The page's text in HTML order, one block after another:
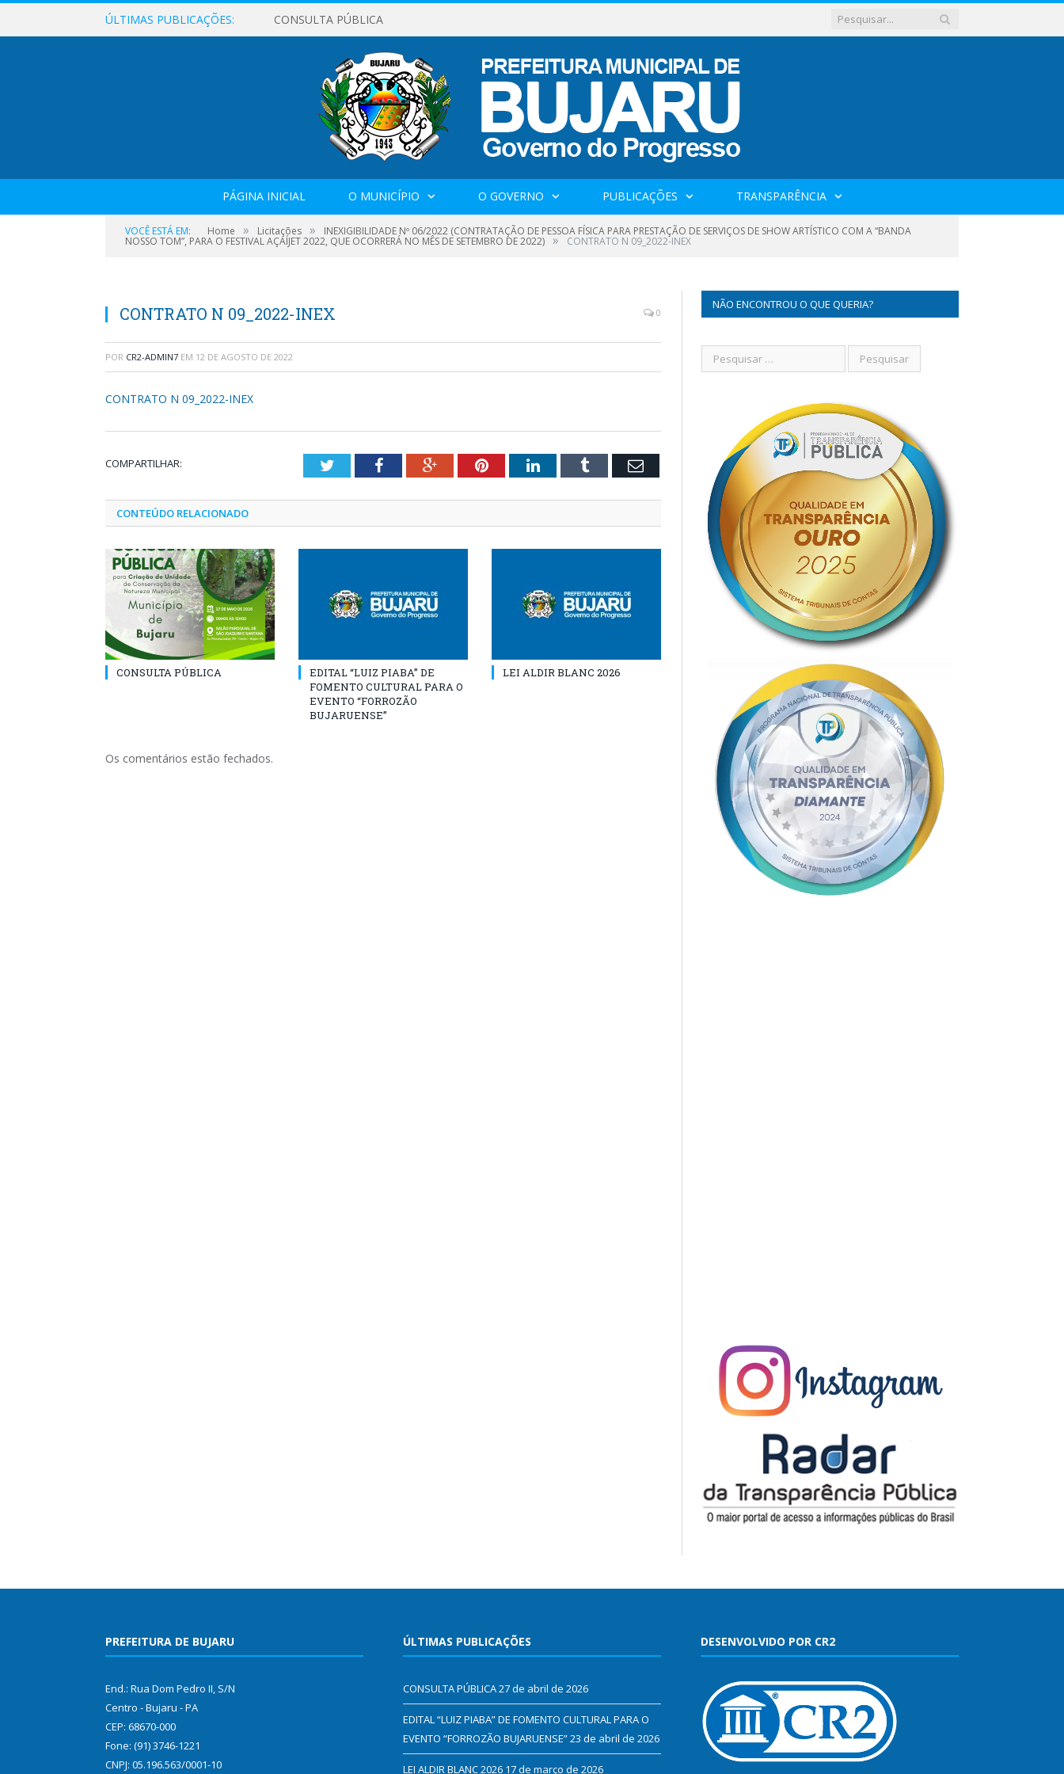
ÚLTIMAS PUBLICAÇÕES: CONSULTA PÚBLICA
PÁGINA INICIAL O MUNICÍPIO O GOVERNO PUBLICAÇÕES TRANSPARÊNCIA
VOCÊ ESTÁ EM: Home » Licitações » INEXIGIBILIDADE Nº 06/2022 (CONTRATAÇÃO DE PESSOA FÍSICA PARA PRESTAÇÃO DE SERVIÇOS DE SHOW ARTÍSTICO COM A “BANDA
NOSSO TOM”, PARA O FESTIVAL AÇAÍJET 2022, QUE OCORRERÁ NO MÊS DE SETEMBRO DE 2022) » CONTRATO N 09_2022-INEX
CONTRATO N 09_2022-INEX 0
POR CR2-ADMIN7 EM 12 DE AGOSTO DE 2022
CONTRATO N 09_2022-INEX
COMPARTILHAR: TwitterFacebookGoogle+PinterestLinkedInTumblr Email
CONTEÚDO RELACIONADO
CONSULTA PÚBLICA
EDITAL “LUIZ PIABA” DE
FOMENTO CULTURAL PARA O
EVENTO “FORROZÃO
BUJARUENSE”
LEI ALDIR BLANC 2026
Os comentários estão fechados.
NÃO ENCONTROU O QUE QUERIA?
PREFEITURA DE BUJARU
End.: Rua Dom Pedro II, S/N
Centro - Bujaru - PA
CEP: 68670-000
Fone: (91) 3746-1221
CNPJ: 05.196.563/0001-10
ÚLTIMAS PUBLICAÇÕES
CONSULTA PÚBLICA27 de abril de 2026
EDITAL “LUIZ PIABA” DE FOMENTO CULTURAL PARA O
EVENTO “FORROZÃO BUJARUENSE”23 de abril de 2026
LEI ALDIR BLANC 2026 17 de março de 2026
DESENVOLVIDO POR CR2